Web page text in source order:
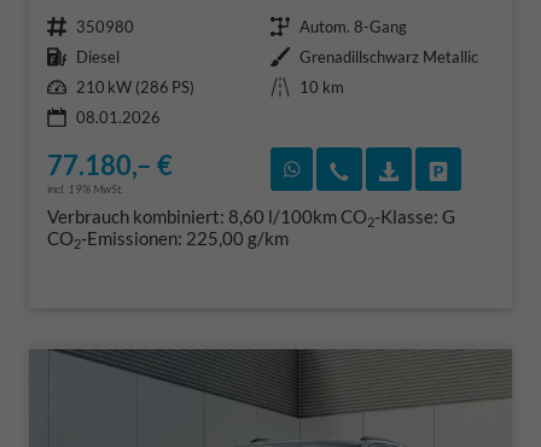
Fahrzeugnr. 350980 Getriebe Autom. 8-Gang
Kraftstoff Diesel Außenfarbe Grenadillschwarz Metallic
Leistung 210 kW (286 PS) Kilometerstand
10 km
08.01.2026
77.180,– €
incl. 19% MwSt.
Rückruf vereinbaren
Wir rufen Sie an
Verbrauch kombiniert: 8,60 l/100kmCO2-Klasse: G
CO2-Emissionen: 225,00 g/km